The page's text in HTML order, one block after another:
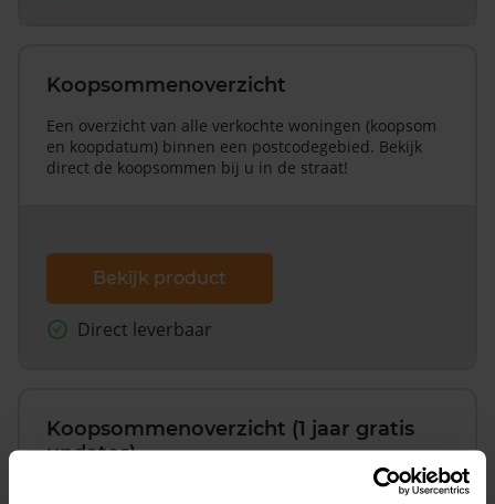
Koopsommenoverzicht
Een overzicht van alle verkochte woningen (koopsom
en koopdatum) binnen een postcodegebied. Bekijk
direct de koopsommen bij u in de straat!
Bekijk product
Direct leverbaar
Koopsommenoverzicht (1 jaar gratis
updates)